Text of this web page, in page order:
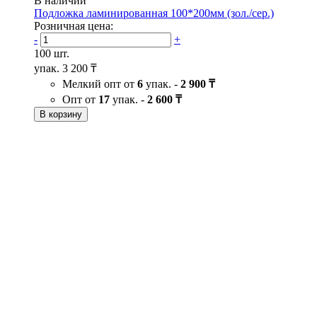
Подложка ламинированная 100*200мм (зол./сер.)
Розничная цена:
-
+
100 шт.
упак. 3 200 ₸
Мелкий опт от 6 упак. - 2 900 ₸
Опт от 17 упак. - 2 600 ₸
В корзину